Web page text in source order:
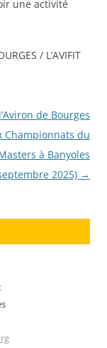
une activité
/ L’AVIFIT
de Bourges
Championnats du
à Banyoles
2025) →